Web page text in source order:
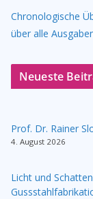
Chronologische
über alle
Neueste
Prof. Dr. Rainer
4. August 2026
Licht und